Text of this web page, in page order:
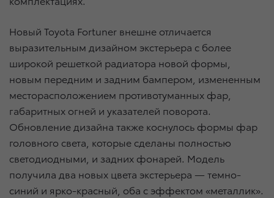
Новый Toyota Fortuner внешне отличается
выразительным дизайном экстерьера с более
широкой решеткой радиатора новой формы,
новым передним и задним бампером, измененным
месторасположением противотуманных фар,
габаритных огней и указателей поворота.
Обновление дизайна также коснулось формы фар
головного света, которые сделаны полностью
светодиодными, и задних фонарей. Модель
получила два новых цвета экстерьера — темно-
синий и ярко-красный, оба с эффектом «металлик».